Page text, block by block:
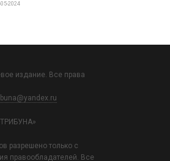
2024
издание. Все права
разрешено только с
правообладателей. Все